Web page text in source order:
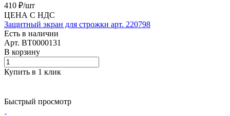
410 ₽/шт
ЦЕНА С НДС
Защитный экран для строжки арт. 220798
Есть в наличии
Арт. BT0000131
В корзину
Купить в 1 клик
Быстрый просмотр